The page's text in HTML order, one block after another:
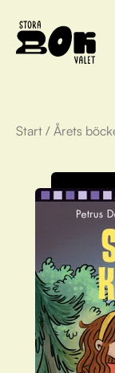
Årets
Om
Olivia
FAQ
För
Start / Årets